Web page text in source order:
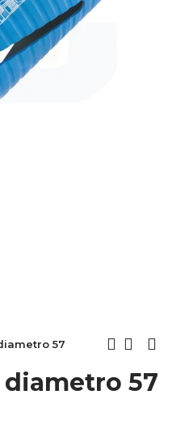
57
diametro 57